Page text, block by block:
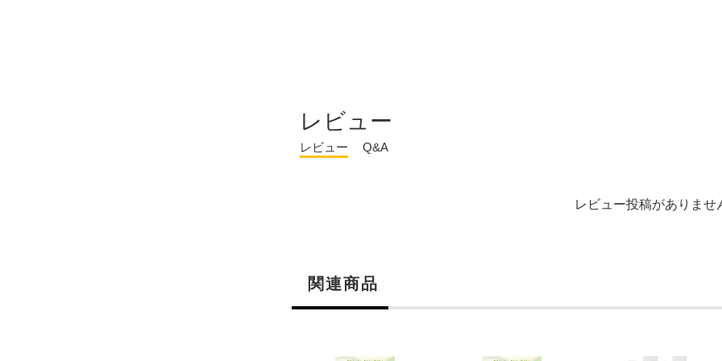
レビュー
レビュー Q&A
レビュー投稿がありませ
関連商品